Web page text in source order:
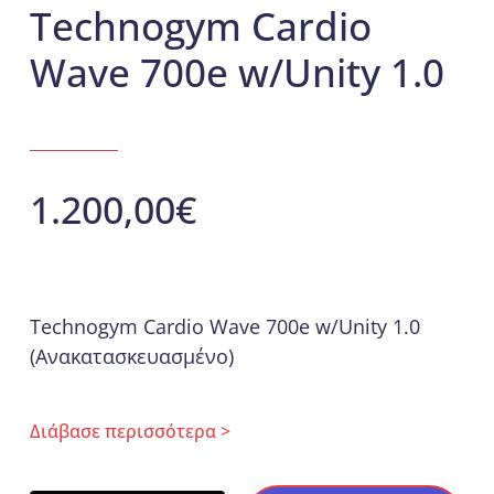
Αξεσουάρ Γυμναστικής
Racks
Πολυόργανα
Πιλάτες
Λιπαντικά – Ανταλλακτικά
Αθλήματα
Technogym Cardio
Wave 700e w/Unity 1.0
1.200,00€
Technogym Cardio Wave 700e w/Unity 1.0
(Ανακατασκευασμένο)
Διάβασε περισσότερα >